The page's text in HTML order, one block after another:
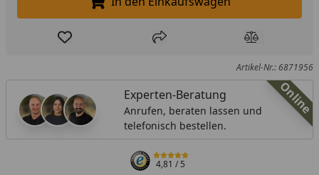
In den Einkaufswagen legen
Produkt zur Wunschliste hinzufügen
Teilen Produkt
Artikel-Nr.: 6871956
Online
Experten-Beratung
Anrufen, beraten lassen und
telefonisch bestellen.
4,81/ 5